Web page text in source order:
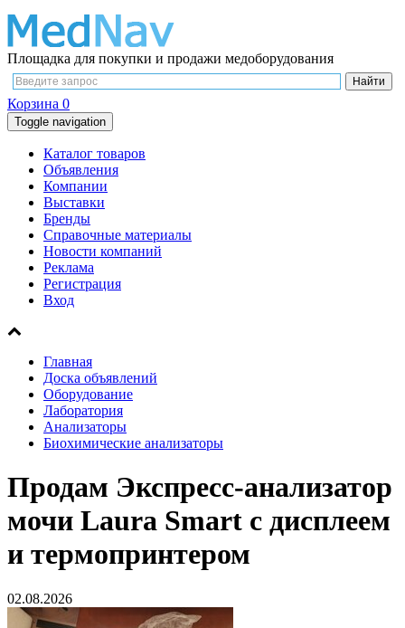
Площадка для покупки и продажи медоборудования
Корзина 0
Toggle navigation
Каталог товаров
Объявления
Компании
Выставки
Бренды
Справочные материалы
Новости компаний
Реклама
Регистрация
Вход
Главная
Доска объявлений
Оборудование
Лаборатория
Анализаторы
Биохимические анализаторы
Продам Экспресс-анализатор
мочи Laura Smart с дисплеем
и термопринтером
02.08.2026